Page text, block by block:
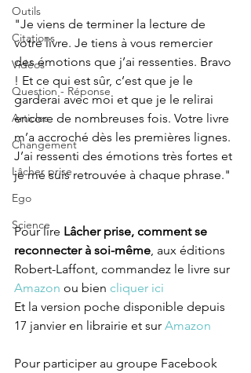
Outils
Citations
Vidéos
Question - Réponse
Articles
Changement
Lâcher prise
Ego
Science
"Je viens de terminer la lecture de
votre livre. Je tiens à vous remercier
des émotions que j’ai ressenties. Bravo
! Et ce qui est sûr, c’est que je le
garderai avec moi et que je le relirai
encore de nombreuses fois. Votre livre
m’a accroché dès les premières lignes.
J’ai ressenti des émotions très fortes et
je me suis retrouvée à chaque phrase."
Pour lire Lâcher prise, comment se
reconnecter à soi-même , aux éditions
Robert-Laffont, commandez le livre sur
Amazon ou bien cliquer ici
Et la version poche disponible depuis
17 janvier en librairie et sur Amazon
Pour participer au groupe Facebook